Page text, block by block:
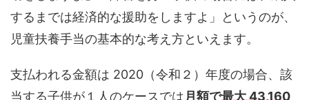
するまでは経済的な援助をしますよ」というのが、
児童扶養手当の基本的な考え方といえます。
支払われる金額は 2020（令和２）年度の場合、該
当する子供が１人のケースでは月額で最大 43,160